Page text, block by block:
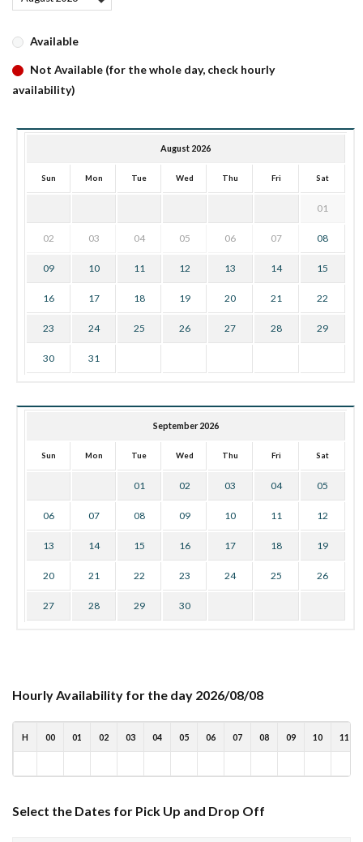
Available
Not Available (for the whole day, check hourly
availability)
August 2026
Sun Mon Tue Wed Thu Fri Sat
01
02 03 04 05 06 07 08
09 10 11 12 13 14 15
16 17 18 19 20 21 22
23 24 25 26 27 28 29
30 31
September 2026
Sun Mon Tue Wed Thu Fri Sat
01 02 03 04 05
06 07 08 09 10 11 12
13 14 15 16 17 18 19
20 21 22 23 24 25 26
27 28 29 30
Hourly Availability for the day 2026/08/08
H 00 01 02 03 04 05 06 07 08 09 10 11
Select the Dates for Pick Up and Drop Off